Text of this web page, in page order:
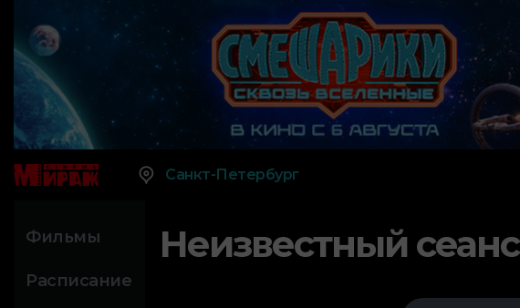
Санкт-Петербург
Фильмы
Расписание
Неизвестный сеанс